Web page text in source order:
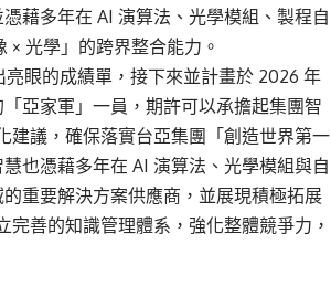
藉多年在 AI 演算法、光學模組、製程自
光學」的跨界整合能力。
亮眼的成績單，接下來並計畫於 2026 年
亞家軍」一員，期許可以承擔起集團智
建議，確保落實台亞集團「創造世界第一
也憑藉多年在 AI 演算法、光學模組與自
重要解決方案供應商，並展現積極拓展
善的知識管理體系，強化整體競爭力，